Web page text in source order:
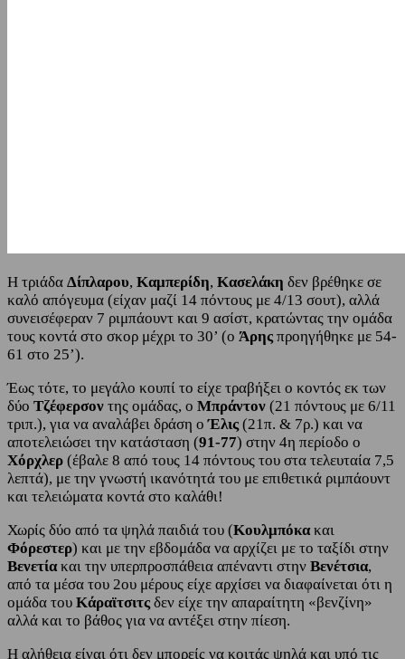
Η τριάδα Δίπλαρου, Καμπερίδη, Κασελάκη δεν βρέθηκε σε
καλό απόγευμα (είχαν μαζί 14 πόντους με 4/13 σουτ), αλλά
συνεισέφεραν 7 ριμπάουντ και 9 ασίστ, κρατώντας την ομάδα
τους κοντά στο σκορ μέχρι το 30’ (ο Άρης προηγήθηκε με 54-
61 στο 25’).
Έως τότε, το μεγάλο κουπί το είχε τραβήξει ο κοντός εκ των
δύο Τζέφερσον της ομάδας, ο Μπράντον (21 πόντους με 6/11
τριπ.), για να αναλάβει δράση οΈλις (21π. & 7ρ.) και να
αποτελειώσει την κατάσταση (91-77) στην 4η περίοδο ο
Χόρχλερ (έβαλε 8 από τους 14 πόντους του στα τελευταία 7,5
λεπτά), με την γνωστή ικανότητά του με επιθετικά ριμπάουντ
και τελειώματα κοντά στο καλάθι!
Χωρίς δύο από τα ψηλά παιδιά του (Κουλμπόκακαι
Φόρεστερ) και με την εβδομάδα να αρχίζει με το ταξίδι στην
Βενετίακαι την υπερπροσπάθεια απέναντι στην Βενέτσια,
από τα μέσα του 2ου μέρους είχε αρχίσει να διαφαίνεται ότι η
ομάδα του Κάραϊτσιτς δεν είχε την απαραίτητη «βενζίνη»
αλλά και το βάθος για να αντέξει στην πίεση.
Η αλήθεια είναι ότι δεν μπορείς να κοιτάς ψηλά και υπό τις